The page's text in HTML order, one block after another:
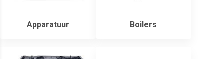
Apparatuur Boilers